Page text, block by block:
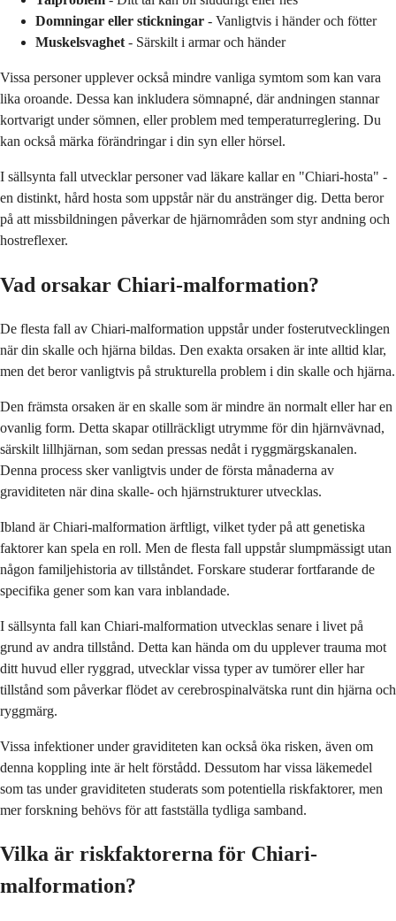
Domningar eller stickningar - Vanligtvis i händer och fötter
Muskelsvaghet - Särskilt i armar och händer
Vissa personer upplever också mindre vanliga symtom som kan vara
lika oroande. Dessa kan inkludera sömnapné, där andningen stannar
kortvarigt under sömnen, eller problem med temperaturreglering. Du
kan också märka förändringar i din syn eller hörsel.
I sällsynta fall utvecklar personer vad läkare kallar en "Chiari-hosta" -
en distinkt, hård hosta som uppstår när du anstränger dig. Detta beror
på att missbildningen påverkar de hjärnområden som styr andning och
hostreflexer.
Vad orsakar Chiari-malformation?
De flesta fall av Chiari-malformation uppstår under fosterutvecklingen
när din skalle och hjärna bildas. Den exakta orsaken är inte alltid klar,
men det beror vanligtvis på strukturella problem i din skalle och hjärna.
Den främsta orsaken är en skalle som är mindre än normalt eller har en
ovanlig form. Detta skapar otillräckligt utrymme för din hjärnvävnad,
särskilt lillhjärnan, som sedan pressas nedåt i ryggmärgskanalen.
Denna process sker vanligtvis under de första månaderna av
graviditeten när dina skalle- och hjärnstrukturer utvecklas.
Ibland är Chiari-malformation ärftligt, vilket tyder på att genetiska
faktorer kan spela en roll. Men de flesta fall uppstår slumpmässigt utan
någon familjehistoria av tillståndet. Forskare studerar fortfarande de
specifika gener som kan vara inblandade.
I sällsynta fall kan Chiari-malformation utvecklas senare i livet på
grund av andra tillstånd. Detta kan hända om du upplever trauma mot
ditt huvud eller ryggrad, utvecklar vissa typer av tumörer eller har
tillstånd som påverkar flödet av cerebrospinalvätska runt din hjärna och
ryggmärg.
Vissa infektioner under graviditeten kan också öka risken, även om
denna koppling inte är helt förstådd. Dessutom har vissa läkemedel
som tas under graviditeten studerats som potentiella riskfaktorer, men
mer forskning behövs för att fastställa tydliga samband.
Vilka är riskfaktorerna för Chiari-
malformation?